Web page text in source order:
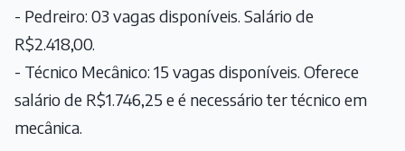
- Pedreiro: 03 vagas disponíveis. Salário de
R$2.418,00.
- Técnico Mecânico: 15 vagas disponíveis. Oferece
salário de R$1.746,25 e é necessário ter técnico em
mecânica.